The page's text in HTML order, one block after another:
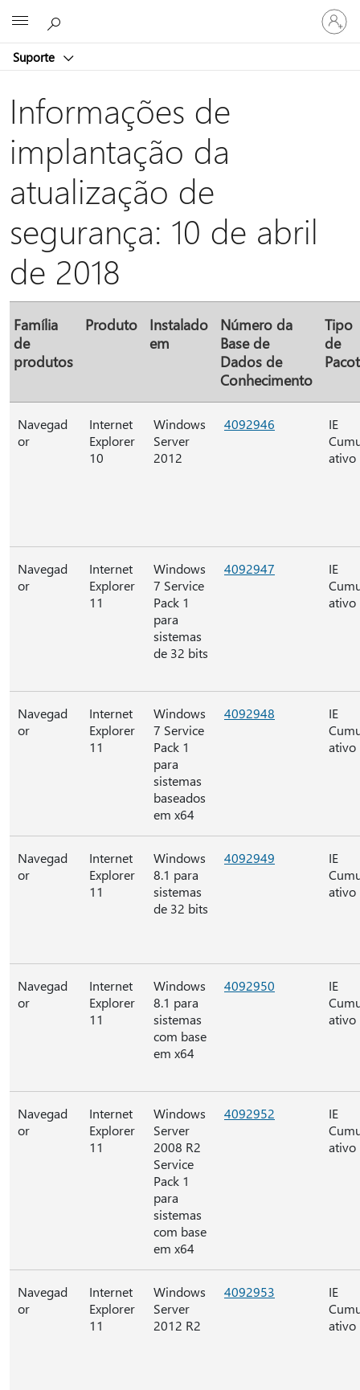
Suporte
Entre
em
sua
Informações de
implantação da
atualização de
segurança: 10 de abril
de 2018
Família
de
produtos
Produto
Instalado
em
Número da
Base de
Dados de
Conhecimento
Tipo
de
Navegad
or
Internet
Explorer
10
Windows
Server
2012
4092946
IE
ativo
Navegad
or
Internet
Explorer
11
Windows
7 Service
Pack 1
para
sistemas
de 32 bits
4092947
IE
ativo
Navegad
or
Internet
Explorer
11
Windows
7 Service
Pack 1
para
sistemas
baseados
em x64
4092948
IE
ativo
Navegad
or
Internet
Explorer
11
Windows
8.1 para
sistemas
de 32 bits
4092949
IE
ativo
Navegad
or
Internet
Explorer
11
Windows
8.1 para
sistemas
com base
em x64
4092950
IE
ativo
Navegad
or
Internet
Explorer
11
Windows
Server
2008 R2
Service
Pack 1
para
sistemas
com base
em x64
4092952
IE
ativo
Navegad
or
Internet
Explorer
11
Windows
Server
2012 R2
4092953
IE
ativo